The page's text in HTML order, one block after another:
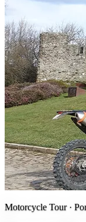
Motorcycle Tour ·